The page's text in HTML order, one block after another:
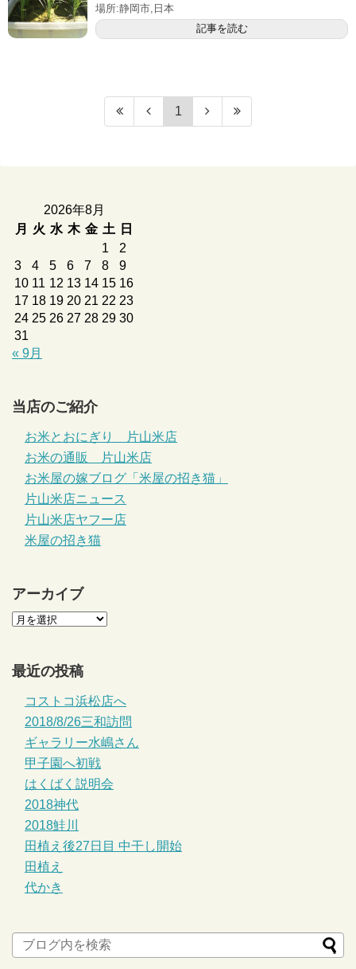
場所:静岡市,日本
記事を読む
1
2026年8月
月
火 水 木 金 土
日
1
2
3
4 5 6 7 8
9
10 11 12 13 14 15 16
17 18 19 20 21 22 23
24 25 26 27 28 29 30
31
« 9月
当店のご紹介
お米とおにぎり 片山米店
お米の通販 片山米店
お米屋の嫁ブログ「米屋の招き猫」
片山米店ニュース
片山米店ヤフー店
米屋の招き猫
アーカイブ
最近の投稿
コストコ浜松店へ
2018/8/26三和訪問
ギャラリー水嶋さん
甲子園へ初戦
はくばく説明会
2018神代
2018鮭川
田植え後27日目 中干し開始
田植え
代かき